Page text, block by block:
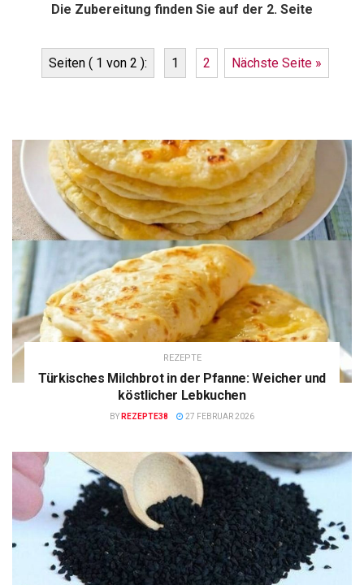
Die Zubereitung finden Sie auf der 2. Seite
Seiten ( 1 von 2 ): 1 2 Nächste Seite »
REZEPTE
Türkisches Milchbrot in der Pfanne: Weicher und
köstlicher Lebkuchen
BY REZEPTE38 27 FEBRUAR 2026